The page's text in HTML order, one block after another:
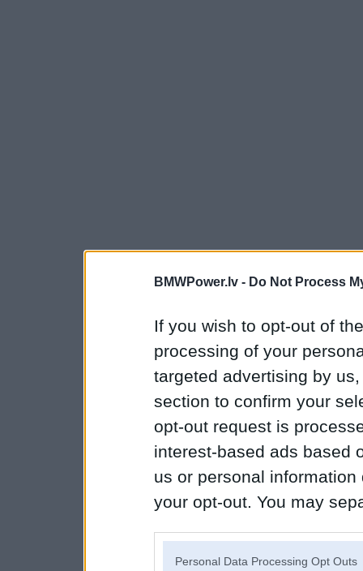
BMWPower.lv - Do Not Process
If you wish to opt-out of
processing of your
targeted advertising by
section to confirm your
opt-out request is
interest-based ads based
us or personal
your opt-out. You may
Personal Data Processing Opt Outs